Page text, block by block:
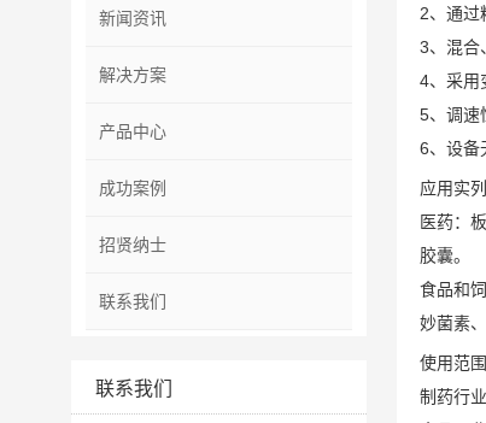
2、通过
3、混合
4、采用
5、调速
6、设备
应用实列
医药：
胶囊。
食品和
妙菌素
使用范围
制药行
新闻资讯
解决方案
产品中心
成功案例
招贤纳士
联系我们
联系我们